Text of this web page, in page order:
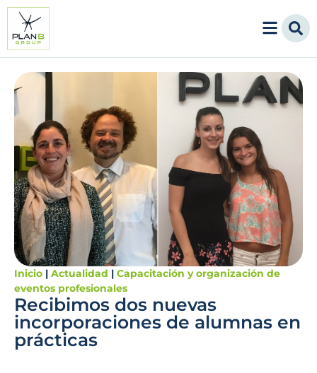
Inicio | Actualidad | Capacitación y organización de
eventos profesionales
Recibimos dos nuevas
incorporaciones de alumnas en
prácticas